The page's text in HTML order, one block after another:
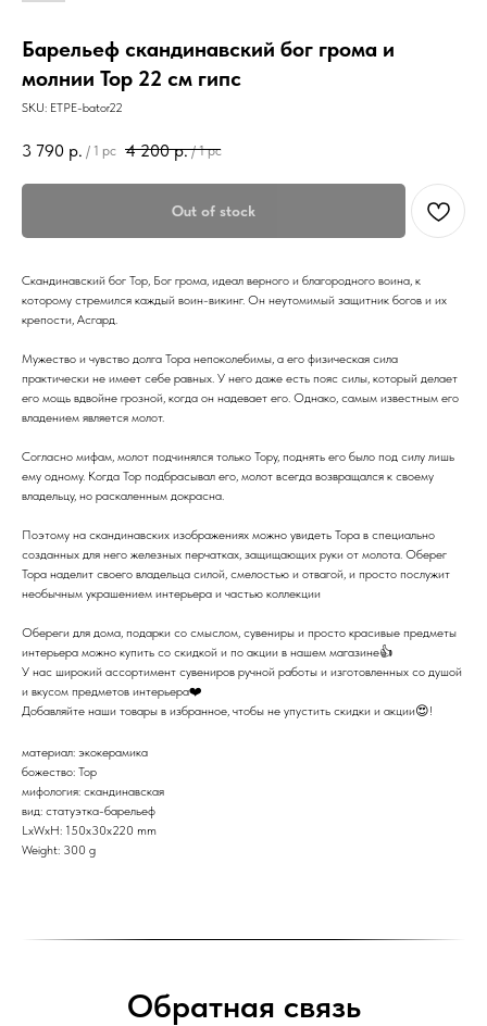
Барельеф скандинавский бог грома и
молнии Тор 22 см гипс
SKU: ETPE-bator22
3 790 р. / 1 pc 4 200 р. / 1 pc
Out of stock
Скандинавский бог Тор, Бог грома, идеал верного и благородного воина, к
которому стремился каждый воин-викинг. Он неутомимый защитник богов и их
крепости, Асгард.
Мужество и чувство долга Тора непоколебимы, а его физическая сила
практически не имеет себе равных. У него даже есть пояс силы, который делает
его мощь вдвойне грозной, когда он надевает его. Однако, самым известным его
владением является молот.
Согласно мифам, молот подчинялся только Тору, поднять его было под силу лишь
ему одному. Когда Тор подбрасывал его, молот всегда возвращался к своему
владельцу, но раскаленным докрасна.
Поэтому на скандинавских изображениях можно увидеть Тора в специально
созданных для него железных перчатках, защищающих руки от молота. Оберег
Тора наделит своего владельца силой, смелостью и отвагой, и просто послужит
необычным украшением интерьера и частью коллекции
Обереги для дома, подарки со смыслом, сувениры и просто красивые предметы
интерьера можно купить со скидкой и по акции в нашем магазине👍
У нас широкий ассортимент сувениров ручной работы и изготовленных со душой
и вкусом предметов интерьера❤️
Добавляйте наши товары в избранное, чтобы не упустить скидки и акции😍!
материал: экокерамика
божество: Тор
мифология: скандинавская
вид: статуэтка-барельеф
LxWxH: 150x30x220 mm
Weight: 300 g
Обратная связь